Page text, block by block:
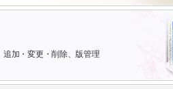
追加・変更・削除、版管理